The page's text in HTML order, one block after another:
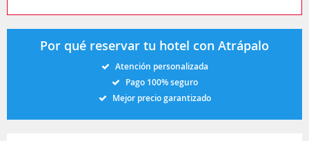
Por qué reservar tu hotel con Atrápalo
Atención personalizada
Pago 100% seguro
Mejor precio garantizado